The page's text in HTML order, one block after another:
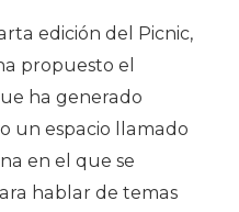
edición del Picnic,
propuesto el
ha generado
un espacio llamado
en el que se
hablar de temas